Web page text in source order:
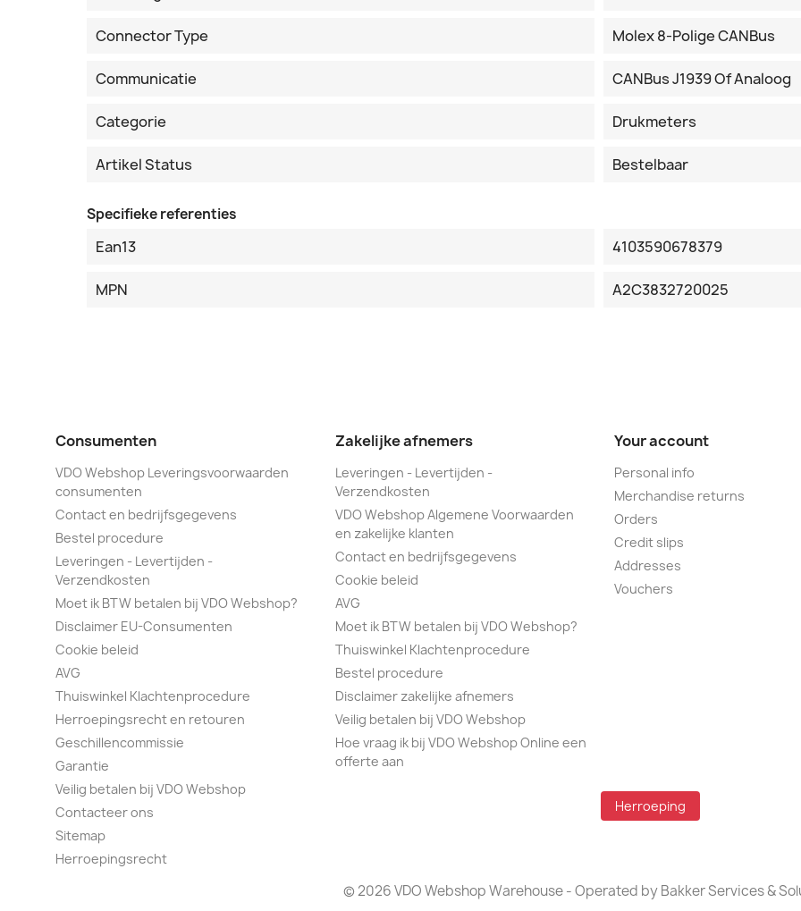
Connector Type Molex 8-Polige CANBus
Communicatie CANBus J1939 Of Analoog
Categorie Drukmeters
Artikel Status Bestelbaar
Specifieke referenties
Ean13 4103590678379
MPN A2C3832720025
Consumenten
VDO Webshop Leveringsvoorwaarden
consumenten
Contact en bedrijfsgegevens
Bestel procedure
Leveringen - Levertijden -
Verzendkosten
Moet ik BTW betalen bij VDO Webshop?
Disclaimer EU-Consumenten
Cookie beleid
AVG
Thuiswinkel Klachtenprocedure
Herroepingsrecht en retouren
Geschillencommissie
Garantie
Veilig betalen bij VDO Webshop
Contacteer ons
Sitemap
Herroepingsrecht
Zakelijke afnemers
Leveringen - Levertijden -
Verzendkosten
VDO Webshop Algemene Voorwaarden
en zakelijke klanten
Contact en bedrijfsgegevens
Cookie beleid
AVG
Moet ik BTW betalen bij VDO Webshop?
Thuiswinkel Klachtenprocedure
Bestel procedure
Disclaimer zakelijke afnemers
Veilig betalen bij VDO Webshop
Hoe vraag ik bij VDO Webshop Online een
offerte aan
Your account
Personal info
Merchandise returns
Orders
Credit slips
Addresses
Vouchers
Herroeping
© 2026 VDO Webshop Warehouse - Operated by Bakker Services &